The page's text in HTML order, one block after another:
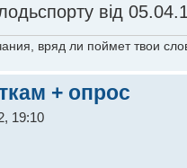
від
вряд ли поймет твои
+ опрос
19:10